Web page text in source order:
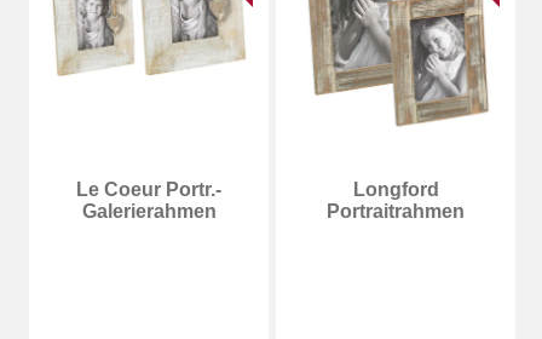
Le Coeur Portr.-
Galerierahmen
Longford
Portraitrahmen